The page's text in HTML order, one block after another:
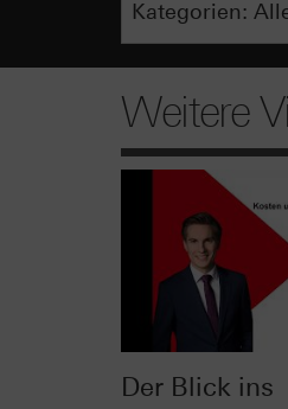
Weitere
Der Blick ins